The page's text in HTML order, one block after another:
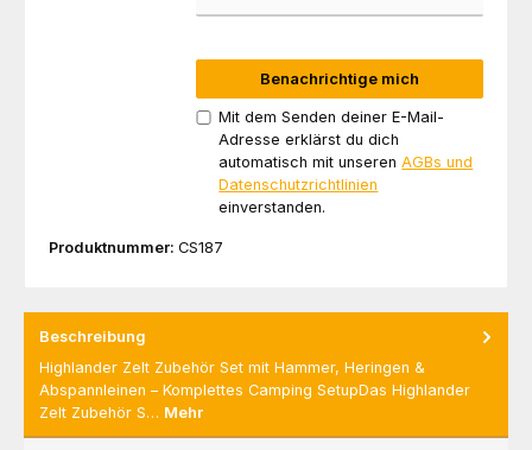
Benachrichtige mich
Mit dem Senden deiner E-Mail-
Adresse erklärst du dich
automatisch mit unserenAGBs und
Datenschutzrichtlinien
einverstanden.
Produktnummer: CS187
Beschreibung
Highlander Zelt Zubehör Set mit Hammer, Heringen &
Abspannleinen – Komplettes Camping SetupDas Highlander
Zelt Zubehör S… Mehr